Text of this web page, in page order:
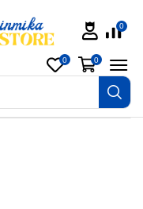
0
0 0